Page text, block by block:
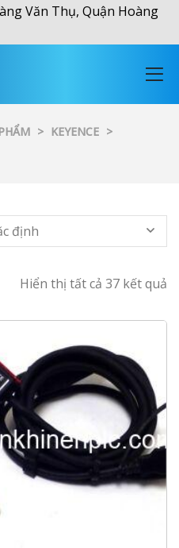
Văn Thụ, Quận Hoàng
> KEYENCE >
Hiển thị tất cả 37 kết quả
định